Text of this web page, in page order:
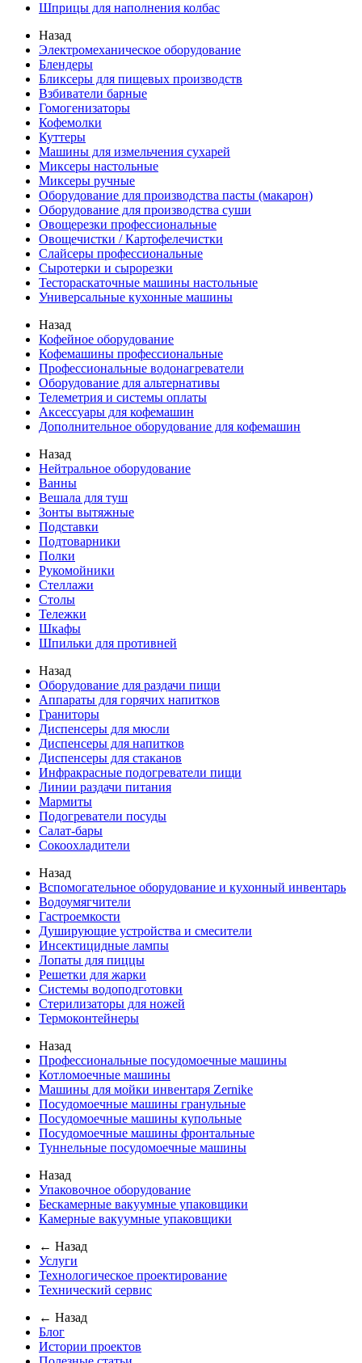
Шприцы для наполнения колбас
Назад
Электромеханическое оборудование
Блендеры
Бликсеры для пищевых производств
Взбиватели барные
Гомогенизаторы
Кофемолки
Куттеры
Машины для измельчения сухарей
Миксеры настольные
Миксеры ручные
Оборудование для производства пасты (макарон)
Оборудование для производства суши
Овощерезки профессиональные
Овощечистки / Картофелечистки
Слайсеры профессиональные
Сыротерки и сырорезки
Тестораскаточные машины настольные
Универсальные кухонные машины
Назад
Кофейное оборудование
Кофемашины профессиональные
Профессиональные водонагреватели
Оборудование для альтернативы
Телеметрия и системы оплаты
Аксессуары для кофемашин
Дополнительное оборудование для кофемашин
Назад
Нейтральное оборудование
Ванны
Вешала для туш
Зонты вытяжные
Подставки
Подтоварники
Полки
Рукомойники
Стеллажи
Столы
Тележки
Шкафы
Шпильки для противней
Назад
Оборудование для раздачи пищи
Аппараты для горячих напитков
Граниторы
Диспенсеры для мюсли
Диспенсеры для напитков
Диспенсеры для стаканов
Инфракрасные подогреватели пищи
Линии раздачи питания
Мармиты
Подогреватели посуды
Салат-бары
Сокоохладители
Назад
Вспомогательное оборудование и кухонный инвентарь
Водоумягчители
Гастроемкости
Душирующие устройства и смесители
Инсектицидные лампы
Лопаты для пиццы
Решетки для жарки
Системы водоподготовки
Стерилизаторы для ножей
Термоконтейнеры
Назад
Профессиональные посудомоечные машины
Котломоечные машины
Машины для мойки инвентаря Zernike
Посудомоечные машины гранульные
Посудомоечные машины купольные
Посудомоечные машины фронтальные
Туннельные посудомоечные машины
Назад
Упаковочное оборудование
Бескамерные вакуумные упаковщики
Камерные вакуумные упаковщики
← Назад
Услуги
Технологическое проектирование
Технический сервис
← Назад
Блог
Истории проектов